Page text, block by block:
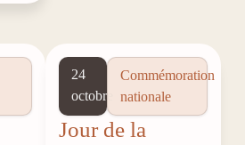
24
octobre
Commémoration
nationale
Jour de la